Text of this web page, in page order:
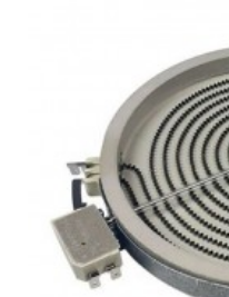
BALAY, 3KF6652M03
BALAY, 3KF6652M06
BALAY, 3KF6652M08
BALAY, 3KF6652M11
BALAY, 3KF6652M14
BALAY, 3KF6652M20
BALAY, 3KF6654M/01
BALAY, 3KF6654M/03
BALAY, 3KF6654M/06
BALAY, 3KF6654M/08
BALAY, 3KF6654M/11